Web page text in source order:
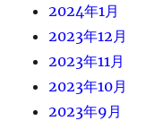
2024年1月
2023年12月
2023年11月
2023年10月
2023年9月